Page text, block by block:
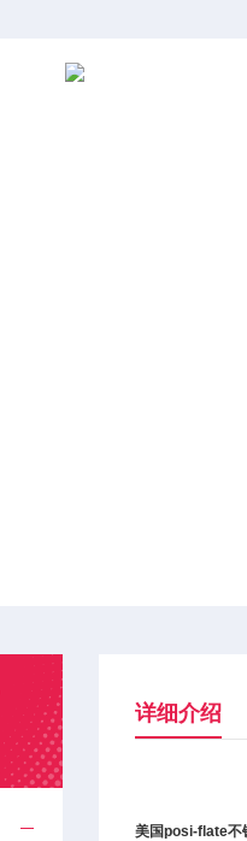
详细介绍
美国posi-flate不